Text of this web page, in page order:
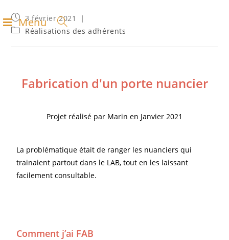
Menu
3 février 2021
Réalisations des adhérents
Fabrication d'un porte nuancier
Projet réalisé par Marin en Janvier 2021
La problématique était de ranger les nuanciers qui
trainaient partout dans le LAB, tout en les laissant
facilement consultable.
Comment j’ai FAB